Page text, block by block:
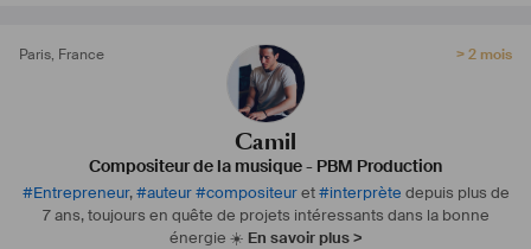
Paris, France > 2 mois
Camil
Compositeur de la musique- PBM Production
#Entrepreneur,#auteur #compositeuret#interprète depuis plus de
7 ans, toujours en quête de projets intéressants dans la bonne
énergie ☀️ En savoir plus >